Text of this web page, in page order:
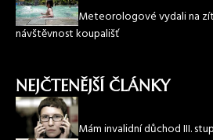
Meteorologové vydali na
návštěvnost koupališť
NEJČTENĚJŠÍ ČLÁNKY
Mám invalidní důchod III.